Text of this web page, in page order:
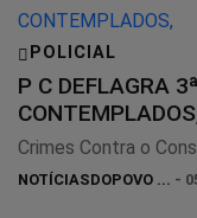
POLICIAL
P C DEFLAGRA
Crimes Contra o
NOTÍCIASDOPOVO ... -